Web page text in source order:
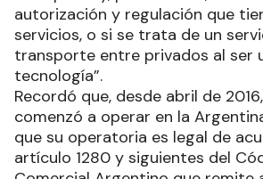
autorización y regulación que
servicios, o si se trata de un
transporte entre privados al ser
tecnología”.
Recordó que, desde abril de
comenzó a operar en la
que su operatoria es legal de
artículo 1280 y siguientes del